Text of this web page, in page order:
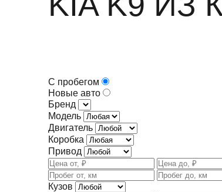
С пробегом
Новые авто
Бренд
Модель
Двигатель
Коробка
Привод
Кузов